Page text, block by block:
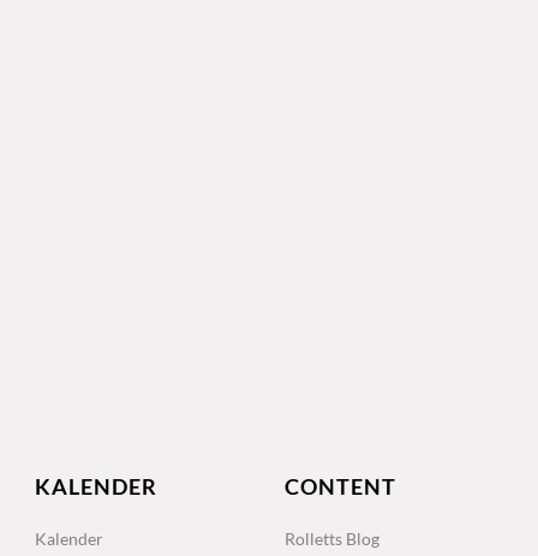
KALENDER
Kalender
CONTENT
Rolletts Blog